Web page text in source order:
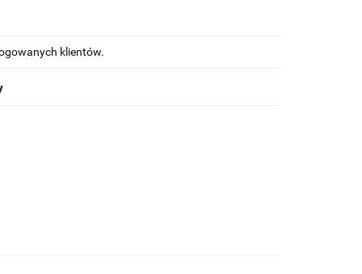
klientów.